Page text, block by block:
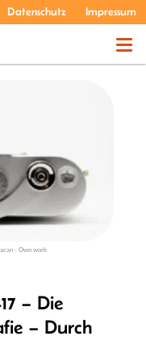
Datenschutz Impressum
- Own work
– Die
– Durch